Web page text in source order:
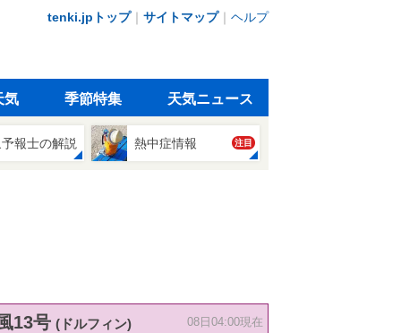
tenki.jpトップ｜ サイトマップ｜ ヘルプ
気 季節特集 天気ニュース
報士の解説 熱中症情報 注目
13号 (ドルフィン) 08日04:00現在